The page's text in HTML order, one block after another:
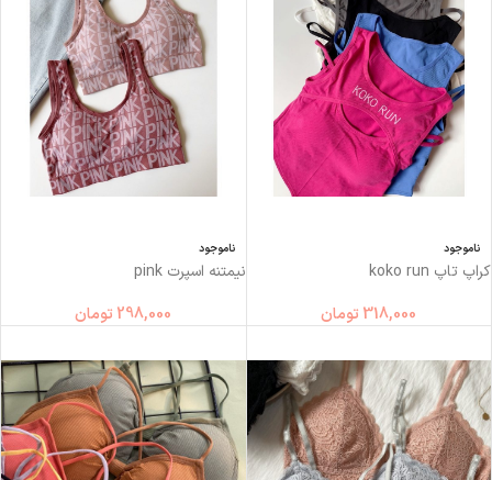
ناموجود
کراپ تاپ koko run
318,000 تومان
ناموجود
نیمتنه اسپرت pink
298,000 تومان